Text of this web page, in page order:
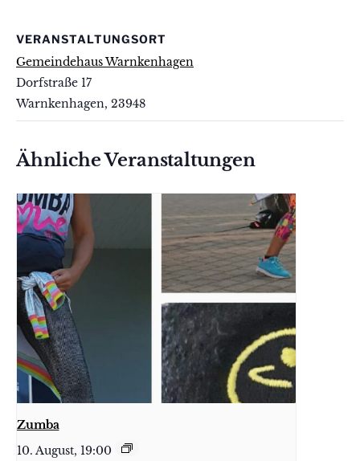
VERANSTALTUNGSORT
Gemeindehaus Warnkenhagen
Dorfstraße 17
Warnkenhagen, 23948
Ähnliche Veranstaltungen
Zumba
10. August, 19:00